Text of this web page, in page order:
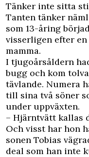
Tänker inte sitta
Tanten tänker
som 13-åring
visserligen efter
mamma.
I tjugoårsåldern
bugg och kom
tävlande. Numera
till sina två söner
under uppväxten.
– Hjärntvätt kallas
Och visst har hon
sonen Tobias
deal som han inte